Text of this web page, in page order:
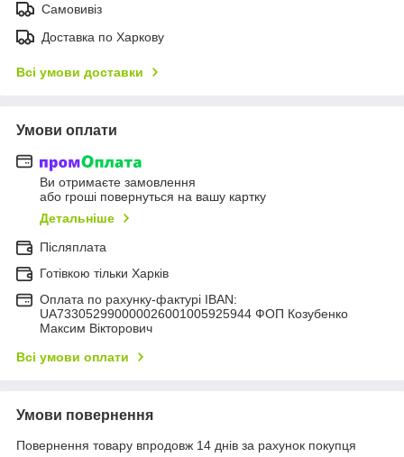
Самовивіз
Доставка по Харкову
Всі умови доставки
Умови оплати
Ви отримаєте замовлення
або гроші повернуться на вашу картку
Детальніше
Післяплата
Готівкою тільки Харків
Оплата по рахунку-фактурі IBAN:
UA733052990000026001005925944 ФОП Козубенко
Максим Вікторович
Всі умови оплати
Умови повернення
Повернення товару впродовж 14 днів за рахунок покупця